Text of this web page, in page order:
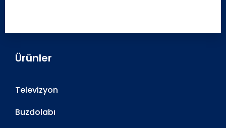
Ürünler
Televizyon
Buzdolabı